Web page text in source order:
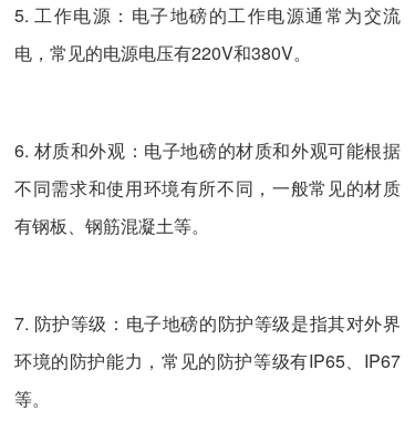
5. 工作电源：电子地磅的工作电源通常为交流
电，常见的电源电压有220V和380V。
6. 材质和外观：电子地磅的材质和外观可能根据
不同需求和使用环境有所不同，一般常见的材质
有钢板、钢筋混凝土等。
7. 防护等级：电子地磅的防护等级是指其对外界
环境的防护能力，常见的防护等级有IP65、IP67
等。